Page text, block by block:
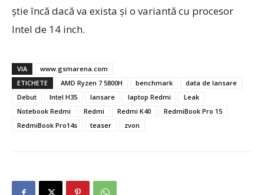
știe încă dacă va exista și o variantă cu procesor
Intel de 14 inch.
VIA
www.gsmarena.com
ETICHETE
AMD Ryzen 7 5800H benchmark
data de lansare
Debut
Intel H35 lansare laptop Redmi
Leak
Notebook Redmi
Redmi Redmi K40
RedmiBook Pro 15
RedmiBook Pro14s
teaser zvon